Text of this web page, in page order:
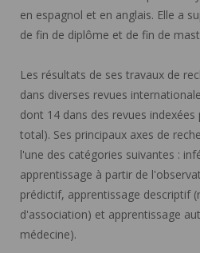
en espagnol et en anglais. Elle a
de fin de diplôme et de fin de
Les résultats de ses travaux de
dans diverses revues
dont 14 dans des revues indexées
total). Ses principaux axes de
l'une des catégories suivantes :
apprentissage à partir de
prédictif, apprentissage descriptif
d'association) et apprentissage
médecine).